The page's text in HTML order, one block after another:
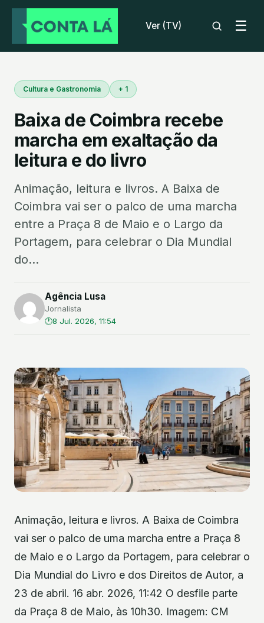
Ver (TV) ☰
Cultura e Gastronomia + 1
Baixa de Coimbra recebe
marcha em exaltação da
leitura e do livro
Animação, leitura e livros. A Baixa de
Coimbra vai ser o palco de uma marcha
entre a Praça 8 de Maio e o Largo da
Portagem, para celebrar o Dia Mundial
do...
Agência Lusa
Jornalista
8 Jul. 2026, 11:54
Animação, leitura e livros. A Baixa de Coimbra
vai ser o palco de uma marcha entre a Praça 8
de Maio e o Largo da Portagem, para celebrar o
Dia Mundial do Livro e dos Direitos de Autor, a
23 de abril. 16 abr. 2026, 11:42 O desfile parte
da Praça 8 de Maio, às 10h30. Imagem: CM